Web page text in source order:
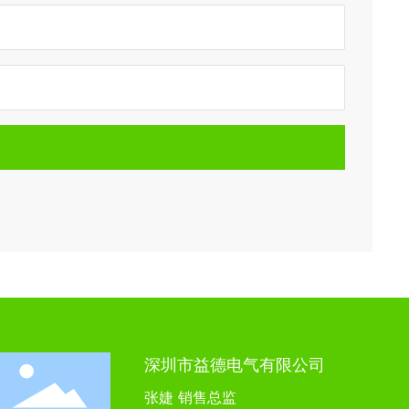
深圳市益德电气有限公司
张婕 销售总监